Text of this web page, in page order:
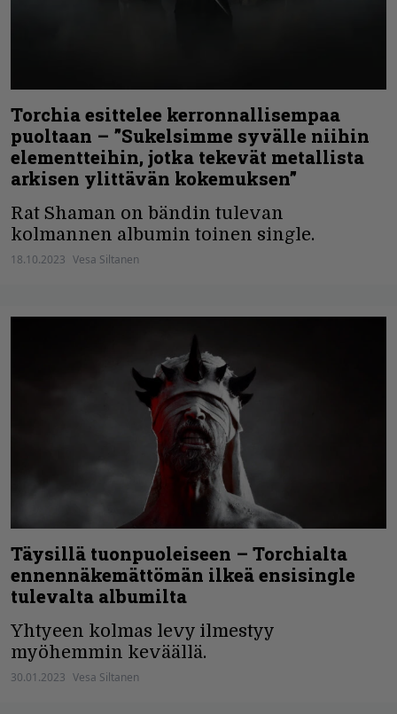
Torchia esittelee kerronnallisempaa
puoltaan – ”Sukelsimme syvälle niihin
elementteihin, jotka tekevät metallista
arkisen ylittävän kokemuksen”
Rat Shaman on bändin tulevan
kolmannen albumin toinen single.
18.10.2023 Vesa Siltanen
Täysillä tuonpuoleiseen – Torchialta
ennennäkemättömän ilkeä ensisingle
tulevalta albumilta
Yhtyeen kolmas levy ilmestyy
myöhemmin keväällä.
30.01.2023 Vesa Siltanen